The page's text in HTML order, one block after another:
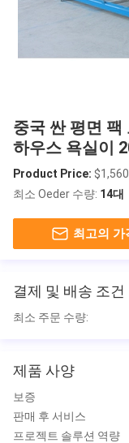
중국 싼 평면 팩
하우스 욕실이
Product Price:
최소 Oeder 수량: 14대
최고의 가
결제 및 배송 조건
최소 주문 수량:
제품 사양
보증
판매 후 서비스
프로젝트 솔루션 역량